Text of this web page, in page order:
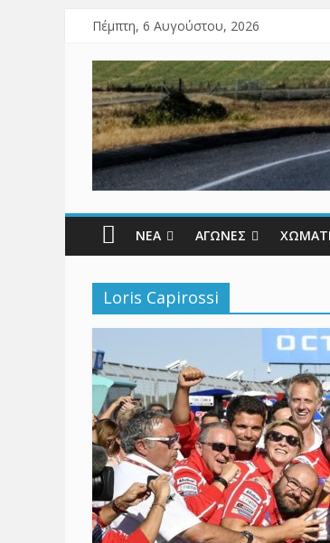
Πέμπτη, 6 Αυγούστου, 2026
ΝΕΑ ΑΓΩΝΕΣ
Loris Capirossi